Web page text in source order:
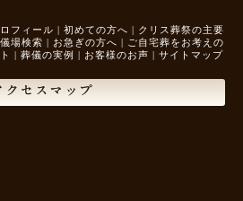
フィール | 初めての方へ | クリス葬祭の主要
場検索 | お急ぎの方へ | ご自宅葬をお考えの
| 葬儀の実例 | お客様のお声 | サイトマップ
クセスマップ